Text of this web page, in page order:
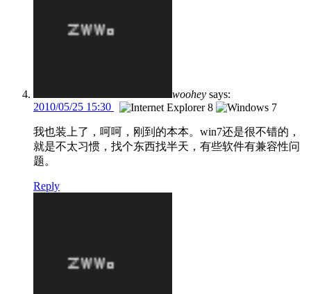
woohey says:
2010/05/25 15:30
我也装上了，呵呵，刚到的本本。win7还是很不错的，
就是不太习惯，找个东西找半天，有些软件有兼容性问
题。
Reply